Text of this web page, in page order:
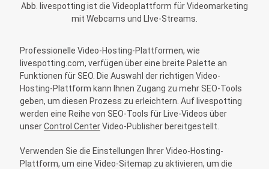
Abb. livespotting ist die Videoplattform für Videomarketing
mit Webcams und LIve-Streams.
Professionelle Video-Hosting-Plattformen, wie
livespotting.com, verfügen über eine breite Palette an
Funktionen für SEO. Die Auswahl der richtigen Video-
Hosting-Plattform kann Ihnen Zugang zu mehr SEO-Tools
geben, um diesen Prozess zu erleichtern. Auf livespotting
werden eine Reihe von SEO-Tools für Live-Videos über
unserControl CenterVideo-Publisher bereitgestellt.
Verwenden Sie die Einstellungen Ihrer Video-Hosting-
Plattform, um eine Video-Sitemap zu aktivieren, um die